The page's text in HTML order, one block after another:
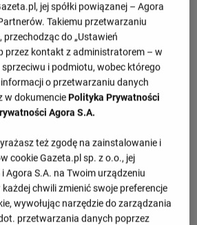
jej spółki powiązanej – Agora
Takiemu przetwarzaniu
przechodząc do „Ustawień
przez kontakt z administratorem – w
i podmiotu, wobec którego
informacji o przetwarzaniu danych
w dokumenciePolityka Prywatności
Agora S.A.
też zgodę na zainstalowanie i
cookie Gazeta.pl sp. z o.o., jej
Agora S.A. na Twoim urządzeniu
chwili zmienić swoje preferencje
wywołując narzędzie do zarządzania
przetwarzania danych poprzez